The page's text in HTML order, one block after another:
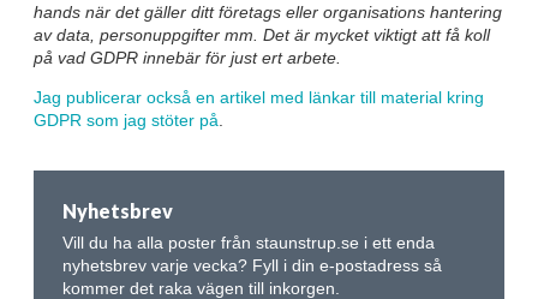
hands när det gäller ditt företags eller organisations hantering
av data, personuppgifter mm. Det är mycket viktigt att få koll
på vad GDPR innebär för just ert arbete.
Jag publicerar också en artikel med länkar till material kring
GDPR som jag stöter på
Nyhetsbrev
Vill du ha alla poster från staunstrup.se i ett enda
nyhetsbrev varje vecka? Fyll i din e-postadress så
kommer det raka vägen till inkorgen.